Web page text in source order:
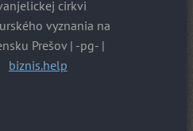
cirkvi
vyznania na
Prešov | -pg- |
biznis.help